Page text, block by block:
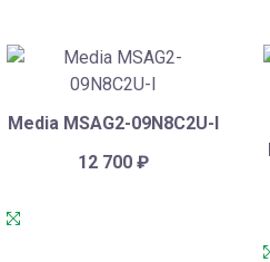
Media MSAG2-09N8C2U-I
12 700₽